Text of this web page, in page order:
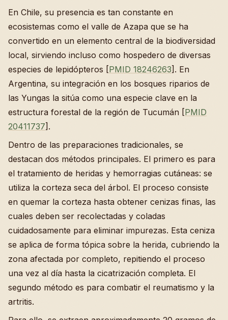
En Chile, su presencia es tan constante en
ecosistemas como el valle de Azapa que se ha
convertido en un elemento central de la biodiversidad
local, sirviendo incluso como hospedero de diversas
especies de lepidópteros [PMID 18246263]. En
Argentina, su integración en los bosques riparios de
las Yungas la sitúa como una especie clave en la
estructura forestal de la región de Tucumán [PMID
20411737].
Dentro de las preparaciones tradicionales, se
destacan dos métodos principales. El primero es para
el tratamiento de heridas y hemorragias cutáneas: se
utiliza la corteza seca del árbol. El proceso consiste
en quemar la corteza hasta obtener cenizas finas, las
cuales deben ser recolectadas y coladas
cuidadosamente para eliminar impurezas. Esta ceniza
se aplica de forma tópica sobre la herida, cubriendo la
zona afectada por completo, repitiendo el proceso
una vez al día hasta la cicatrización completa. El
segundo método es para combatir el reumatismo y la
artritis.